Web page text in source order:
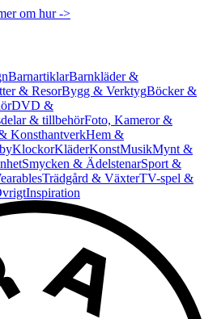
om hur ->
BarnartiklarBarnkläder &
& ResorBygg & VerktygBöcker &
DVD &
& tillbehörFoto, Kameror &
KonsthantverkHem &
KlockorKläderKonstMusikMynt &
Smycken & ÄdelstenarSport &
Trädgård & VäxterTV-spel &
Inspiration